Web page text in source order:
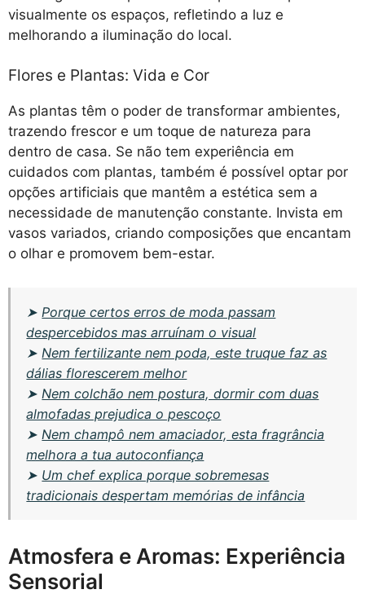
visualmente os espaços, refletindo a luz e
melhorando a iluminação do local.
Flores e Plantas: Vida e Cor
As plantas têm o poder de transformar ambientes,
trazendo frescor e um toque de natureza para
dentro de casa. Se não tem experiência em
cuidados com plantas, também é possível optar por
opções artificiais que mantêm a estética sem a
necessidade de manutenção constante. Invista em
vasos variados, criando composições que encantam
o olhar e promovem bem-estar.
➤ Porque certos erros de moda passam
despercebidos mas arruínam o visual
➤ Nem fertilizante nem poda, este truque faz as
dálias florescerem melhor
➤ Nem colchão nem postura, dormir com duas
almofadas prejudica o pescoço
➤ Nem champô nem amaciador, esta fragrância
melhora a tua autoconfiança
➤ Um chef explica porque sobremesas
tradicionais despertam memórias de infância
Atmosfera e Aromas: Experiência
Sensorial